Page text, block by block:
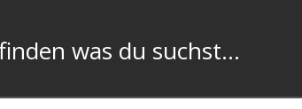
was du suchst...